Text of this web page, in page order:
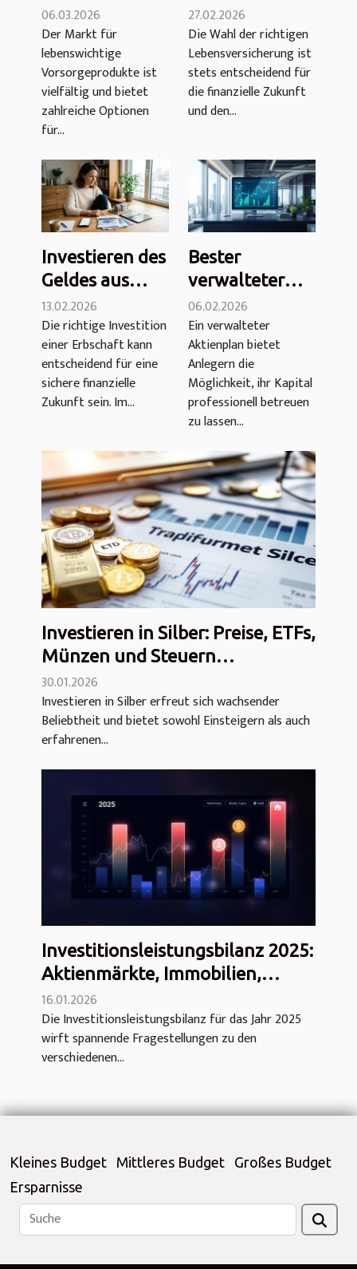
Essentiel Vie:
Kosten, Euro-
Fonds und
mehr
06.03.2026
Der Markt für
lebenswichtige
Vorsorgeprodukte ist
vielfältig und bietet
zahlreiche Optionen
für...
Altaprofits
Leben:
Gebühren,
Eurofonds,
Leistung und
27.02.2026
Die Wahl der richtigen
Lebensversicherung ist
stets entscheidend für
die finanzielle Zukunft
und den...
Investieren des
Geldes aus
einem Erbe
oder einer
Erbschaft im
Jahr 2026: 5
Möglichkeiten
13.02.2026
Die richtige Investition
einer Erbschaft kann
entscheidend für eine
sichere finanzielle
Zukunft sein. Im...
Bester
verwalteter
Aktienplan
2026:
Vergleich,
Kosten,
Leistung
06.02.2026
Ein verwalteter
Aktienplan bietet
Anlegern die
Möglichkeit, ihr Kapital
professionell betreuen
zu lassen...
Investieren in Silber: Preise, ETFs,
Münzen und Steuern
(Bewertung)
30.01.2026
Investieren in Silber erfreut sich wachsender
Beliebtheit und bietet sowohl Einsteigern als auch
erfahrenen...
Investitionsleistungsbilanz 2025:
Aktienmärkte, Immobilien,
Anleihen, Gold,
Kryptowährungen und mehr
16.01.2026
Die Investitionsleistungsbilanz für das Jahr 2025
wirft spannende Fragestellungen zu den
verschiedenen...
Kleines Budget Mittleres Budget
Großes Budget
Ersparnisse